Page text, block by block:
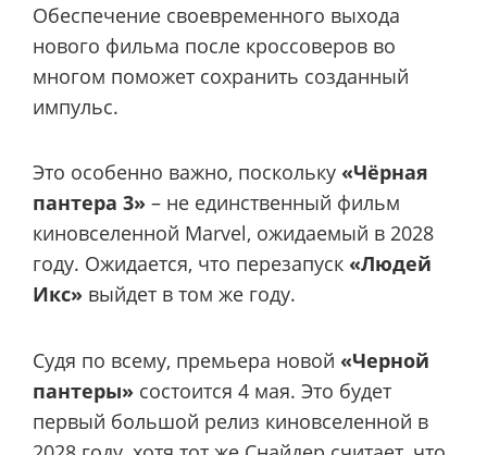
Обеспечение своевременного выхода
нового фильма после кроссоверов во
многом поможет сохранить созданный
импульс.
Это особенно важно, поскольку «Чёрная
пантера 3» – не единственный фильм
киновселенной Marvel, ожидаемый в 2028
году. Ожидается, что перезапуск «Людей
Икс» выйдет в том же году.
Судя по всему, премьера новой «Черной
пантеры» состоится 4 мая. Это будет
первый большой релиз киновселенной в